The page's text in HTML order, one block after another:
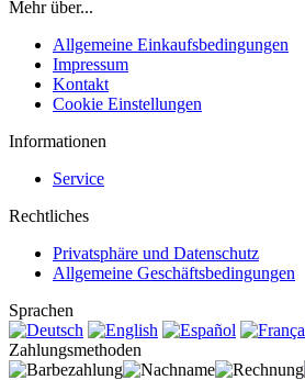
Mehr über...
Allgemeine Einkaufsbedingungen
Impressum
Kontakt
Cookie Einstellungen
Informationen
Service
Rechtliches
Privatsphäre und Datenschutz
Allgemeine Geschäftsbedingungen
Sprachen
Zahlungsmethoden